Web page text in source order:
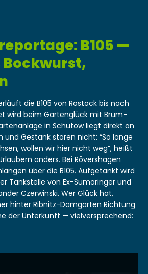
B105 —
die B105 von Ros­tock bis nach
wird beim Gartenglück mit Brum­
in Schutow liegt direkt an
und Ges­tank stören nicht: “So lange
wollen wir hier nicht weg”, heißt
anders. Bei Röver­sha­gen
über die B105. Aufge­tankt wird
Tankstelle von Ex-Sumoringer und
Czer­win­s­ki. Wer Glück hat,
hin­ter Rib­nitz-Damgarten Rich­tung
der Unterkun­ft — vielver­sprechend: